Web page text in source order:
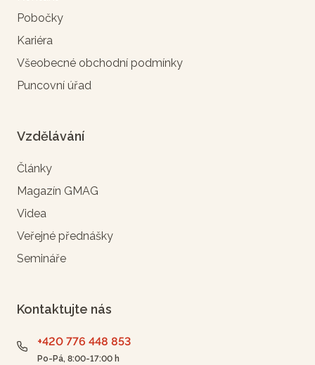
Pobočky
Kariéra
Všeobecné obchodní podmínky
Puncovní úřad
Vzdělávání
Články
Magazín GMAG
Videa
Veřejné přednášky
Semináře
Kontaktujte nás
+420 776 448 853
Po-Pá, 8:00-17:00 h